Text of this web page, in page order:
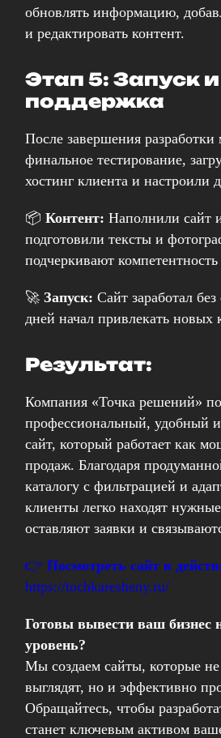
обновлять информацию,
и редактировать контент.
Этап 5: Запуск и
поддержка
После завершения
финальное тестирование,
хостинг клиента и настроили
📦 Контент: Наполнили сайт
подготовили тексты и
подчеркивают
🚀 Запуск: Сайт заработал
дней начал привлекать новых
Результат:
Компания «Точка решений»
профессиональный, удобный
сайт, который работает как
продаж. Благодаря
каталогу с фильтрацией и
клиенты легко находят
оставляют заявки и
👉 Посмотреть сайт в
https://tochkaresheny.ru/
Готовы вывести ваш бизнес
уровень?
Мы создаем сайты, которые
выглядят, но и эффективно
Обращайтесь, чтобы
станет ключевым активом